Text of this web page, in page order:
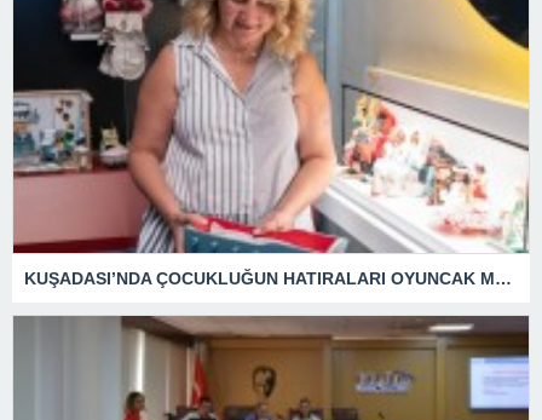
KUŞADASI’NDA ÇOCUKLUĞUN HATIRALARI OYUNCAK MÜZESİNDE HAYAT BULACAK